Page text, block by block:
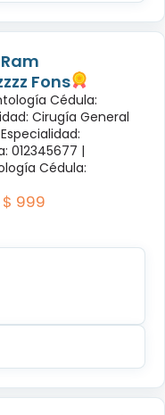
Fons
Cédula:
Cirugía General
Especialidad:
012345677 |
Cédula:
$ 999